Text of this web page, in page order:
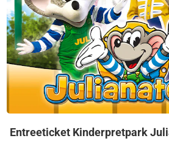
Entreeticket Kinderpretpark